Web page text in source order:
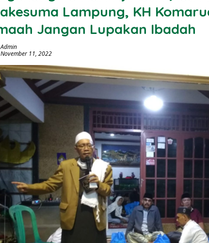
Lampung, KH
Jangan Lupakan Ibadah
Admin
November 11, 2022